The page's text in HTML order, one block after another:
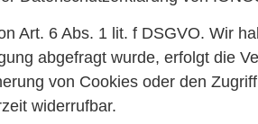
Art. 6 Abs. 1 lit. f DSGVO. Wir
abgefragt wurde, erfolgt die
von Cookies oder den
widerrufbar.